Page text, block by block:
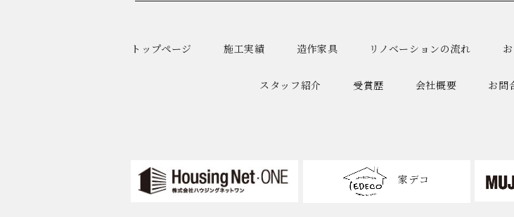
トップページ 施工実績 造作家具 リノベーションの流れ
スタッフ紹介 受賞歴 会社概要 お問
家デコ